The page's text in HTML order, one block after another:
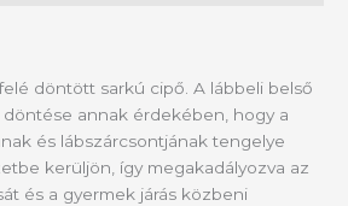
döntött sarkú cipő. A lábbeli belső
annak érdekében, hogy a
és lábszárcsontjának tengelye
kerüljön, így megakadályozva az
és a gyermek járás közbeni